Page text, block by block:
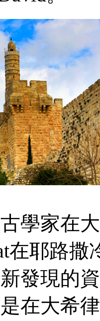
學家在
在耶路撒
發現的
在大希